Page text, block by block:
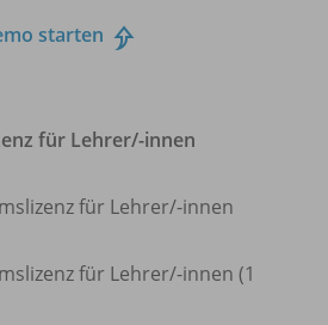
starten
für Lehrer/-innen
für Lehrer/-innen
für Lehrer/-innen (1